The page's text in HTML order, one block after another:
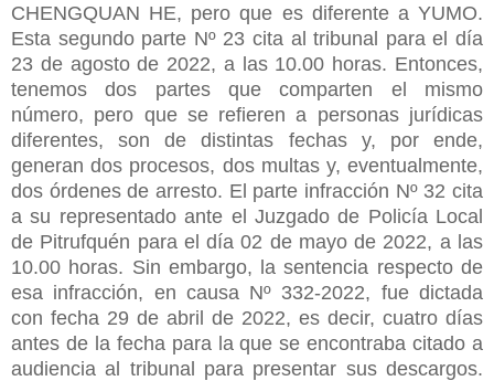
CHENGQUAN HE, pero que es diferente a YUMO.
Esta segundo parte Nº 23 cita al tribunal para el día
23 de agosto de 2022, a las 10.00 horas. Entonces,
tenemos dos partes que comparten el mismo
número, pero que se refieren a personas jurídicas
diferentes, son de distintas fechas y, por ende,
generan dos procesos, dos multas y, eventualmente,
dos órdenes de arresto. El parte infracción Nº 32 cita
a su representado ante el Juzgado de Policía Local
de Pitrufquén para el día 02 de mayo de 2022, a las
10.00 horas. Sin embargo, la sentencia respecto de
esa infracción, en causa Nº 332-2022, fue dictada
con fecha 29 de abril de 2022, es decir, cuatro días
antes de la fecha para la que se encontraba citado a
audiencia al tribunal para presentar sus descargos.